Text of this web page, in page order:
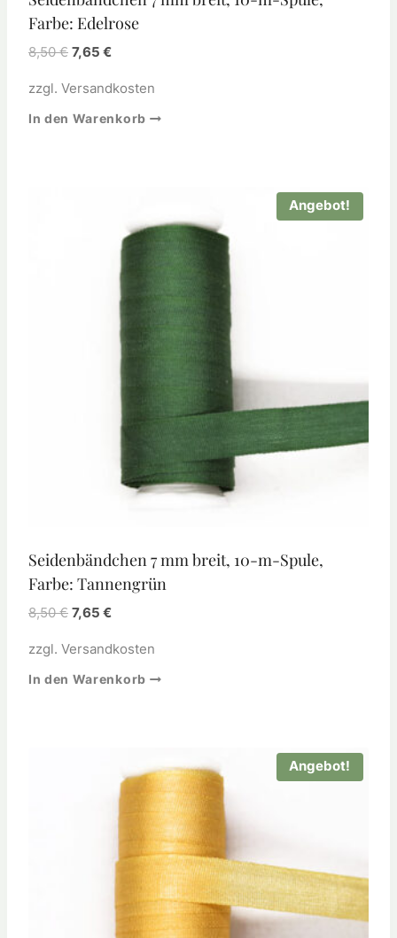
Farbe: Edelrose
8,50€ 7,65 €
zzgl. Versandkosten
In den Warenkorb
Angebot!
Seidenbändchen 7 mm breit, 10-m-Spule,
Farbe: Tannengrün
8,50€ 7,65 €
zzgl. Versandkosten
In den Warenkorb
Angebot!